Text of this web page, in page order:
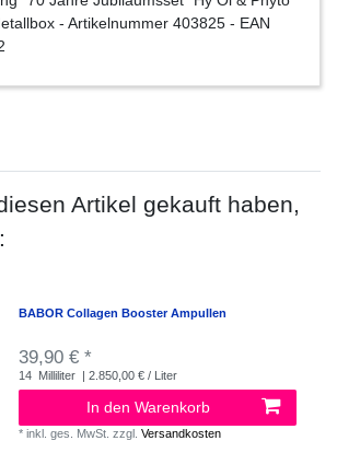
- Artikelnummer 403825 - EAN
Artikel gekauft haben,
BABOR Collagen Booster Ampullen
39,90 € *
14 Milliliter | 2.850,00 € / Liter
In den Warenkorb
*inkl. ges. MwSt. zzgl.Versandkosten